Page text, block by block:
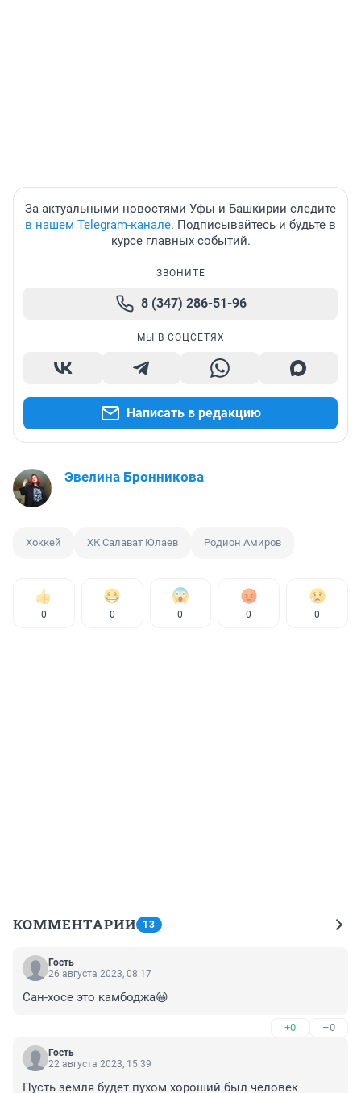
За актуальными новостями Уфы и Башкирии следите
в нашем Telegram-канале. Подписывайтесь и будьте в
курсе главных событий.
ЗВОНИТЕ
8 (347) 286-51-96
МЫ В СОЦСЕТЯХ
Написать в редакцию
Эвелина Бронникова
Хоккей ХК Салават Юлаев Родион Амиров
0 0 0 0 0
КОММЕНТАРИИ 13
Гость
26 августа 2023, 08:17
Сан-хосе это камбоджа😀
+0 –0
Гость
22 августа 2023, 15:39
Пусть земля будет пухом хороший был человек